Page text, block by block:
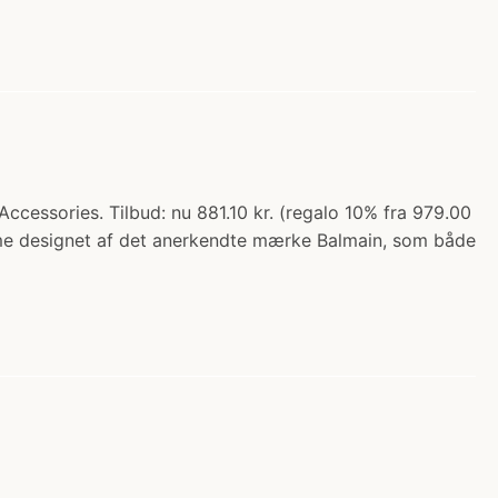
Tilbud: nu 881.10 kr. (regalo 10% fra 979.00
designet af det anerkendte mærke Balmain, som både